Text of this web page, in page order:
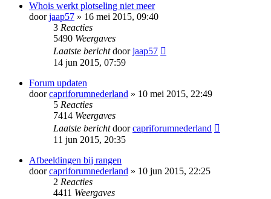
Whois werkt plotseling niet meer
doorjaap57 » 16 mei 2015, 09:40
3 Reacties
5490 Weergaves
Laatste berichtdoorjaap57
14 jun 2015, 07:59
Forum updaten
doorcapriforumnederland » 10 mei 2015, 22:49
5 Reacties
7414 Weergaves
Laatste berichtdoorcapriforumnederland
11 jun 2015, 20:35
Afbeeldingen bij rangen
doorcapriforumnederland » 10 jun 2015, 22:25
2 Reacties
4411 Weergaves